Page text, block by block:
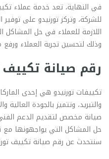
في النهاية، تعد خدمة عملاء
للشركة، وتركز تورنيدو على
اللازمة للعملاء في حل
وذلك لتحسين تجربة العملاء
رقم صيانة تكييف
تكييفات تورنيدو هي إحدى
والتبريد، وتتميز بالجودة العالية
صيانة مخصص لتقديم الدعم
حل المشاكل التي يواجهونها
سنتحدث عن رقم صيانة تكييف